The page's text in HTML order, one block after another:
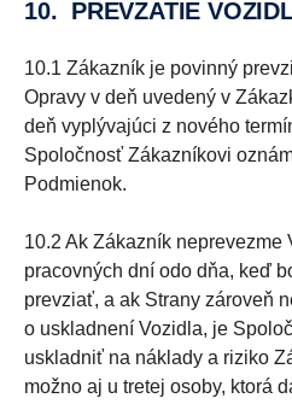
10. PREVZATIE
10.1 Zákazník je povinný
Opravy v deň uvedený v
deň vyplývajúci z nového
Spoločnosť Zákazníkovi
Podmienok.
10.2 Ak Zákazník neprevezme
pracovných dní odo dňa, keď
prevziať, a ak Strany zároveň
o uskladnení Vozidla, je
uskladniť na náklady a riziko
možno aj u tretej osoby, ktorá